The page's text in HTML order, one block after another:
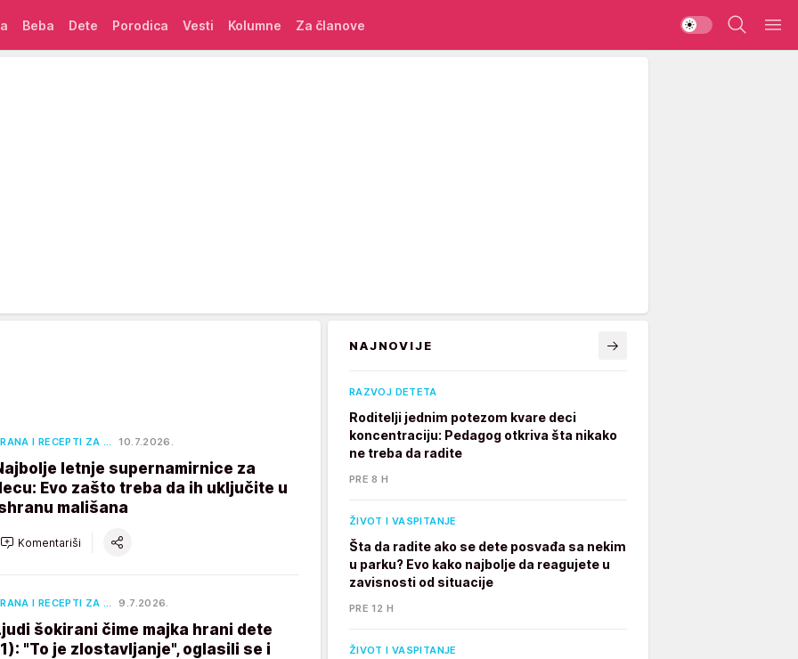
Beba Dete Porodica Vesti Kolumne Za članove
I RECEPTI ZA … 10.7.2026.
letnje supernamirnice za
Evo zašto treba da ih uključite u
mališana
Komentariši
I RECEPTI ZA … 9.7.2026.
šokirani čime majka hrani dete
"To je zlostavljanje", oglasili se i
NAJNOVIJE
RAZVOJ DETETA
Roditelji jednim potezom kvare deci
koncentraciju: Pedagog otkriva šta nikako
ne treba da radite
PRE 8 H
ŽIVOT I VASPITANJE
Šta da radite ako se dete posvađa sa nekim
u parku? Evo kako najbolje da reagujete u
zavisnosti od situacije
PRE 12 H
ŽIVOT I VASPITANJE